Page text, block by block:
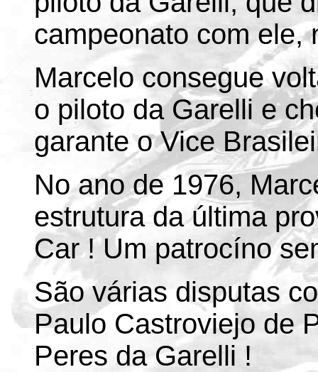
campeonato com ele,
Marcelo consegue
o piloto da Garelli e
garante o Vice
No ano de 1976,
estrutura da última
Car ! Um patrocíno
São várias disputas
Paulo Castroviejo de
Peres da Garelli !